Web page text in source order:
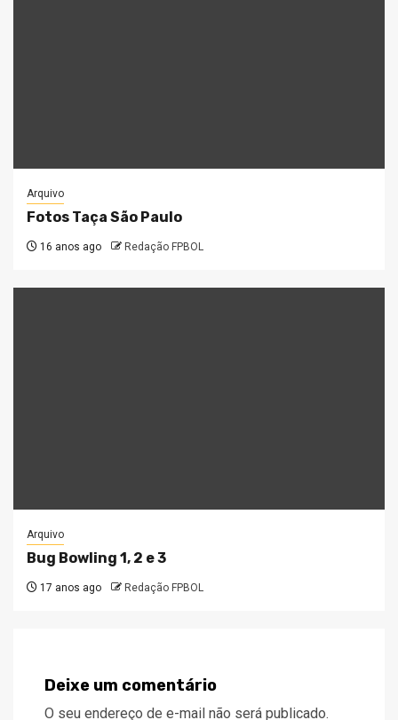
Arquivo
Fotos Taça São Paulo
16 anos ago Redação FPBOL
Arquivo
Bug Bowling 1, 2 e 3
17 anos ago Redação FPBOL
Deixe um comentário
O seu endereço de e-mail não será publicado.